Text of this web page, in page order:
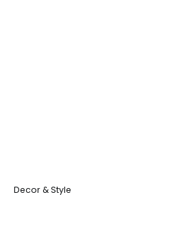
Decor & Style